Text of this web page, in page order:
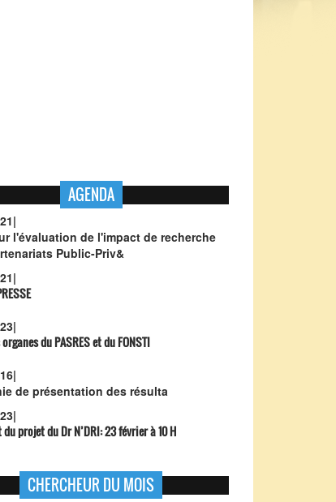
AGENDA
|
l'évaluation de l'impact de recherche
Public-Priv&
|
|
du PASRES et du FONSTI
|
de présentation des résulta
|
du projet du Dr N’DRI:23 février à 10 H
CHERCHEUR DU MOIS